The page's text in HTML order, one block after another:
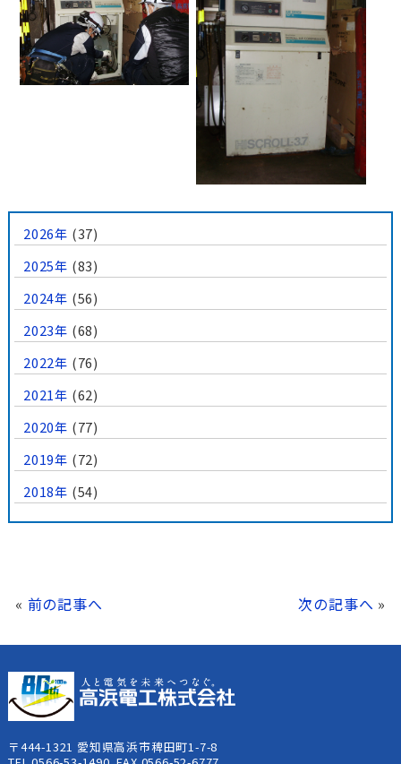
2026年 (37)
2025年 (83)
2024年 (56)
2023年 (68)
2022年 (76)
2021年 (62)
2020年 (77)
2019年 (72)
2018年 (54)
« 前の記事へ 次の記事へ »
〒444-1321 愛知県高浜市稗田町1-7-8